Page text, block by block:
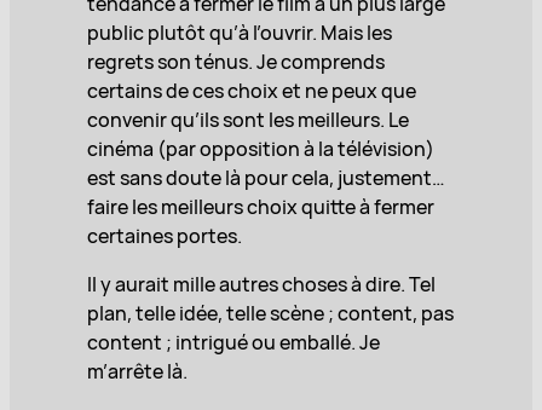
public plutôt qu’à l’ouvrir. Mais les
regrets son ténus. Je comprends
certains de ces choix et ne peux que
convenir qu’ils sont les meilleurs. Le
cinéma (par opposition à la télévision)
est sans doute là pour cela, justement…
faire les meilleurs choix quitte à fermer
certaines portes.
Il y aurait mille autres choses à dire. Tel
plan, telle idée, telle scène ; content, pas
content ; intrigué ou emballé. Je
m’arrête là.